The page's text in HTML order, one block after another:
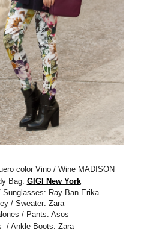
color Vino / Wine MADISON
Bag: GIGI New York
Sunglasses: Ray-Ban Erika
/ Sweater: Zara
/ Pants: Asos
/ Ankle Boots: Zara